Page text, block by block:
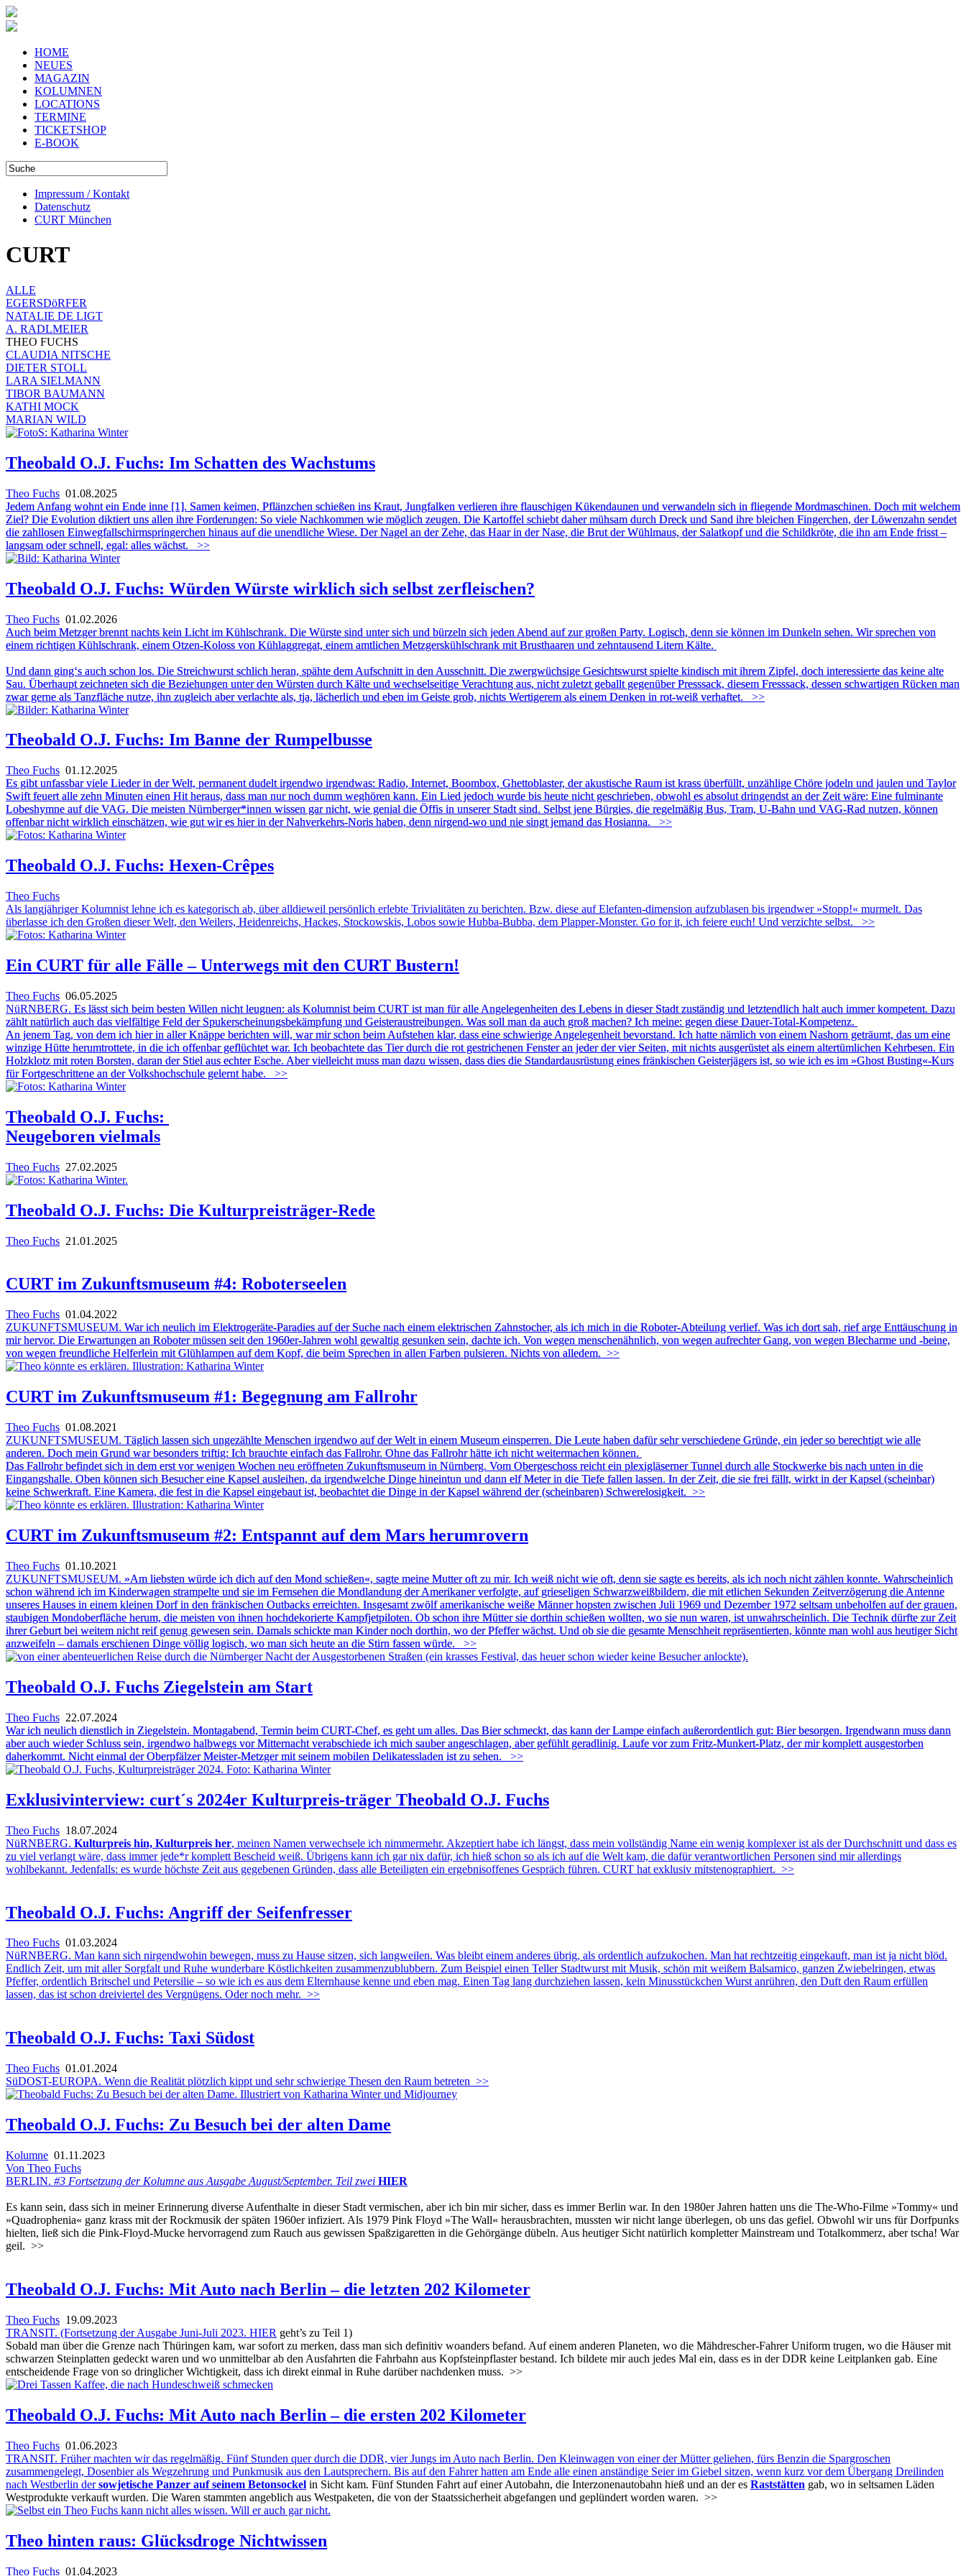
HOME
NEUES
MAGAZIN
KOLUMNEN
LOCATIONS
TERMINE
TICKETSHOP
E-BOOK
Impressum / Kontakt
Datenschutz
CURT München
CURT
ALLE
EGERSDöRFER
NATALIE DE LIGT
A. RADLMEIER
THEO FUCHS
CLAUDIA NITSCHE
DIETER STOLL
LARA SIELMANN
TIBOR BAUMANN
KATHI MOCK
MARIAN WILD
Theobald O.J. Fuchs: Im Schatten des Wachstums
Theo Fuchs 01.08.2025
Jedem Anfang wohnt ein Ende inne [1]. Samen keimen, Pflänzchen schießen ins Kraut, Jungfalken verlieren ihre flauschigen Kükendaunen und verwandeln sich in fliegende Mordmaschinen. Doch mit welchem
Ziel? Die Evolution diktiert uns allen ihre Forderungen: So viele Nachkommen wie möglich zeugen. Die Kartoffel schiebt daher mühsam durch Dreck und Sand ihre bleichen Fingerchen, der Löwenzahn sendet
die zahllosen Einwegfallschirmspringerchen hinaus auf die unendliche Wiese. Der Nagel an der Zehe, das Haar in der Nase, die Brut der Wühlmaus, der Salatkopf und die Schildkröte, die ihn am Ende frisst –
langsam oder schnell, egal: alles wächst.
>>
Theobald O.J. Fuchs: Würden Würste wirklich sich selbst zerfleischen?
Theo Fuchs 01.02.2026
Auch beim Metzger brennt nachts kein Licht im Kühlschrank. Die Würste sind unter sich und bürzeln sich jeden Abend auf zur großen Party. Logisch, denn sie können im Dunkeln sehen. Wir sprechen von
einem richtigen Kühlschrank, einem Otzen-Koloss von Kühlaggregat, einem amtlichen Metzgerskühlschrank mit Brusthaaren und zehntausend Litern Kälte.
Und dann ging‘s auch schon los. Die Streichwurst schlich heran, spähte dem Aufschnitt in den Ausschnitt. Die zwergwüchsige Gesichtswurst spielte kindisch mit ihrem Zipfel, doch interessierte das keine alte
Sau. Überhaupt zeichneten sich die Beziehungen unter den Würsten durch Kälte und wechselseitige Verachtung aus, nicht zuletzt geballt gegenüber Presssack, diesem Fresssack, dessen schwartigen Rücken man
zwar gerne als Tanzfläche nutze, ihn zugleich aber verlachte als, tja, lächerlich und eben im Geiste grob, nichts Wertigerem als einem Denken in rot-weiß verhaftet.
>>
Theobald O.J. Fuchs: Im Banne der Rumpelbusse
Theo Fuchs 01.12.2025
Es gibt unfassbar viele Lieder in der Welt, permanent dudelt irgendwo irgendwas: Radio, Internet, Boombox, Ghettoblaster, der akustische Raum ist krass überfüllt, unzählige Chöre jodeln und jaulen und Taylor
Swift feuert alle zehn Minuten einen Hit heraus, dass man nur noch dumm weghören kann. Ein Lied jedoch wurde bis heute nicht geschrieben, obwohl es absolut dringendst an der Zeit wäre: Eine fulminante
Lobeshymne auf die VAG. Die meisten Nürnberger*innen wissen gar nicht, wie genial die Öffis in unserer Stadt sind. Selbst jene Bürgies, die regelmäßig Bus, Tram, U-Bahn und VAG-Rad nutzen, können
offenbar nicht wirklich einschätzen, wie gut wir es hier in der Nahverkehrs-Noris haben, denn nirgend-wo und nie singt jemand das Hosianna.
>>
Theobald O.J. Fuchs: Hexen-Crêpes
Theo Fuchs
Als langjähriger Kolumnist lehne ich es kategorisch ab, über alldieweil persönlich erlebte Trivialitäten zu berichten. Bzw. diese auf Elefanten-dimension aufzublasen bis irgendwer »Stopp!« murmelt. Das
überlasse ich den Großen dieser Welt, den Weilers, Heidenreichs, Hackes, Stockowskis, Lobos sowie Hubba-Bubba, dem Plapper-Monster. Go for it, ich feiere euch! Und verzichte selbst.
>>
Ein CURT für alle Fälle – Unterwegs mit den CURT Bustern!
Theo Fuchs 06.05.2025
NüRNBERG. Es lässt sich beim besten Willen nicht leugnen: als Kolumnist beim CURT ist man für alle Angelegenheiten des Lebens in dieser Stadt zuständig und letztendlich halt auch immer kompetent. Dazu
zählt natürlich auch das vielfältige Feld der Spukerscheinungsbekämpfung und Geisteraustreibungen. Was soll man da auch groß machen? Ich meine: gegen diese Dauer-Total-Kompetenz.
An jenem Tag, von dem ich hier in aller Knäppe berichten will, war mirschon beim Aufstehen klar, dass eine schwierige Angelegenheit bevorstand. Ich hatte nämlich von einem Nashorn geträumt, das um eine
winzige Hütte herumtrottete, in die ich offenbar geflüchtet war. Ich beobachtete das Tier durch die rot gestrichenen Fenster an jeder der vier Seiten, mit nichts ausgerüstet als einem altertümlichen Kehrbesen. Ein
Holzklotz mit roten Borsten, daran der Stiel aus echter Esche. Aber vielleicht muss man dazu wissen, dass dies die Standardausrüstung eines fränkischen Geisterjägers ist, so wie ich es im »Ghost Busting«-Kurs
für Fortgeschrittene an der Volkshochschule gelernt habe.
>>
Theobald O.J. Fuchs:
Neugeboren vielmals
Theo Fuchs 27.02.2025
Theobald O.J. Fuchs: Die Kulturpreisträger-Rede
Theo Fuchs 21.01.2025
CURT im Zukunftsmuseum #4: Roboterseelen
Theo Fuchs 01.04.2022
ZUKUNFTSMUSEUM. War ich neulich im Elektrogeräte-Paradies auf der Suche nach einem elektrischen Zahnstocher, als ich mich in die Roboter-Abteilung verlief. Was ich dort sah, rief arge Enttäuschung in
mir hervor. Die Erwartungen an Roboter müssen seit den 1960er-Jahren wohl gewaltig gesunken sein, dachte ich. Von wegen menschenähnlich, von wegen aufrechter Gang, von wegen Blecharme und -beine,
von wegen freundliche Helferlein mit Glühlampen auf dem Kopf, die beim Sprechen in allen Farben pulsieren. Nichts von alledem. >>
CURT im Zukunftsmuseum #1: Begegnung am Fallrohr
Theo Fuchs 01.08.2021
ZUKUNFTSMUSEUM. Täglich lassen sich ungezählte Menschen irgendwo auf der Welt in einem Museum einsperren. Die Leute haben dafür sehr verschiedene Gründe, ein jeder so berechtigt wie alle
anderen. Doch mein Grund war besonders triftig: Ich brauchte einfach das Fallrohr. Ohne das Fallrohr hätte ich nicht weitermachen können.
Das Fallrohr befindet sich in dem erst vor wenigen Wochen neu eröffneten Zukunftsmuseum in Nürnberg. Vom Obergeschoss reicht ein plexigläserner Tunnel durch alle Stockwerke bis nach unten in die
Eingangshalle. Oben können sich Besucher eine Kapsel ausleihen, da irgendwelche Dinge hineintun und dann elf Meter in die Tiefe fallen lassen. In der Zeit, die sie frei fällt, wirkt in der Kapsel (scheinbar)
keine Schwerkraft. Eine Kamera, die fest in die Kapsel eingebaut ist, beobachtet die Dinge in der Kapsel während der (scheinbaren) Schwerelosigkeit. >>
CURT im Zukunftsmuseum #2: Entspannt auf dem Mars herumrovern
Theo Fuchs 01.10.2021
ZUKUNFTSMUSEUM. »Am liebsten würde ich dich auf den Mond schießen«, sagte meine Mutter oft zu mir. Ich weiß nicht wie oft, denn sie sagte es bereits, als ich noch nicht zählen konnte. Wahrscheinlich
schon während ich im Kinderwagen strampelte und sie im Fernsehen die Mondlandung der Amerikaner verfolgte, auf grieseligen Schwarzweißbildern, die mit etlichen Sekunden Zeitverzögerung die Antenne
unseres Hauses in einem kleinen Dorf in den fränkischen Outbacks erreichten. Insgesamt zwölf amerikanische weiße Männer hopsten zwischen Juli 1969 und Dezember 1972 seltsam unbeholfen auf der grauen,
staubigen Mondoberfläche herum, die meisten von ihnen hochdekorierte Kampfjetpiloten. Ob schon ihre Mütter sie dorthin schießen wollten, wo sie nun waren, ist unwahrscheinlich. Die Technik dürfte zur Zeit
ihrer Geburt bei weitem nicht reif genug gewesen sein. Damals schickte man Kinder noch dorthin, wo der Pfeffer wächst. Und ob sie die gesamte Menschheit repräsentierten, könnte man wohl aus heutiger Sicht
anzweifeln – damals erschienen Dinge völlig logisch, wo man sich heute an die Stirn fassen würde.
>>
Theobald O.J. Fuchs Ziegelstein am Start
Theo Fuchs 22.07.2024
War ich neulich dienstlich in Ziegelstein. Montagabend, Termin beim CURT-Chef, es geht um alles. Das Bier schmeckt, das kann der Lampe einfach außerordentlich gut: Bier besorgen. Irgendwann muss dann
aber auch wieder Schluss sein, irgendwo halbwegs vor Mitternacht verabschiede ich mich sauber angeschlagen, aber gefühlt geradlinig. Laufe vor zum Fritz-Munkert-Platz, der mir komplett ausgestorben
daherkommt. Nicht einmal der Oberpfälzer Meister-Metzger mit seinem mobilen Delikatessladen ist zu sehen.
>>
Exklusivinterview: curt´s 2024er Kulturpreis-träger Theobald O.J. Fuchs
Theo Fuchs 18.07.2024
NüRNBERG. Kulturpreis hin, Kulturpreis her, meinen Namen verwechsele ich nimmermehr. Akzeptiert habe ich längst, dass mein vollständig Name ein wenig komplexer ist als der Durchschnitt und dass es
zu viel verlangt wäre, dass immer jede*r komplett Bescheid weiß. Übrigens kann ich gar nix dafür, ich hieß schon so als ich auf die Welt kam, die dafür verantwortlichen Personen sind mir allerdings
wohlbekannt. Jedenfalls: es wurde höchste Zeit aus gegebenen Gründen, dass alle Beteiligten ein ergebnisoffenes Gespräch führen. CURT hat exklusiv mitstenographiert. >>
Theobald O.J. Fuchs: Angriff der Seifenfresser
Theo Fuchs 01.03.2024
NüRNBERG. Man kann sich nirgendwohin bewegen, muss zu Hause sitzen, sich langweilen. Was bleibt einem anderes übrig, als ordentlich aufzukochen. Man hat rechtzeitig eingekauft, man ist ja nicht blöd.
Endlich Zeit, um mit aller Sorgfalt und Ruhe wunderbare Köstlichkeiten zusammenzublubbern. Zum Beispiel einen Teller Stadtwurst mit Musik, schön mit weißem Balsamico, ganzen Zwiebelringen, etwas
Pfeffer, ordentlich Britschel und Petersilie – so wie ich es aus dem Elternhause kenne und eben mag. Einen Tag lang durchziehen lassen, kein Minusstückchen Wurst anrühren, den Duft den Raum erfüllen
lassen, das ist schon dreiviertel des Vergnügens. Oder noch mehr. >>
Theobald O.J. Fuchs: Taxi Südost
Theo Fuchs 01.01.2024
SüDOST-EUROPA. Wenn die Realität plötzlich kippt und sehr schwierige Thesen den Raum betreten >>
Theobald O.J. Fuchs: Zu Besuch bei der alten Dame
Kolumne 01.11.2023
Von Theo Fuchs
BERLIN. #3 Fortsetzung der Kolumne aus Ausgabe August/September. Teil zwei HIER
Es kann sein, dass sich in meiner Erinnerung diverse Aufenthalte in dieser Stadt vermischen, aber ich bin mir sicher, dass es immer Berlin war. In den 1980er Jahren hatten uns die The-Who-Filme »Tommy« und
»Quadrophenia« ganz krass mit der Rockmusik der späten 1960er infiziert. Als 1979 Pink Floyd »The Wall« herausbrachten, mussten wir nicht lange überlegen, ob uns das gefiel. Obwohl wir uns für Dorfpunks
hielten, ließ sich die Pink-Floyd-Mucke hervorragend zum Rauch aus gewissen Spaßzigaretten in die Gehörgänge dübeln. Aus heutiger Sicht natürlich kompletter Mainstream und Totalkommerz, aber tscha! War
geil. >>
Theobald O.J. Fuchs: Mit Auto nach Berlin – die letzten 202 Kilometer
Theo Fuchs 19.09.2023
TRANSIT. (Fortsetzung der Ausgabe Juni-Juli 2023. HIER geht’s zu Teil 1)
Sobald man über die Grenze nach Thüringen kam, war sofort zu merken, dass man sich definitiv woanders befand. Auf einem anderen Planeten, wo die Mähdrescher-Fahrer Uniform trugen, wo die Häuser mit
schwarzen Steinplatten gedeckt waren und wo unmittelbar ab den Ausfahrten die Fahrbahn aus Kopfsteinpflaster bestand. Ich bildete mir auch jedes Mal ein, dass es in der DDR keine Leitplanken gab. Eine
entscheidende Frage von so dringlicher Wichtigkeit, dass ich direkt einmal in Ruhe darüber nachdenken muss. >>
Theobald O.J. Fuchs: Mit Auto nach Berlin – die ersten 202 Kilometer
Theo Fuchs 01.06.2023
TRANSIT. Früher machten wir das regelmäßig. Fünf Stunden quer durch die DDR, vier Jungs im Auto nach Berlin. Den Kleinwagen von einer der Mütter geliehen, fürs Benzin die Spargroschen
zusammengelegt, Dosenbier als Wegzehrung und Punkmusik aus den Lautsprechern. Bis auf den Fahrer hatten am Ende alle einen anständige Seier im Giebel sitzen, wenn kurz vor dem Übergang Dreilinden
nach Westberlin dersowjetische Panzer auf seinem Betonsockel in Sicht kam. Fünf Stunden Fahrt auf einer Autobahn, die Interzonenautobahn hieß und an der es Raststätten gab, wo in seltsamen Läden
Westprodukte verkauft wurden. Die Waren stammten angeblich aus Westpaketen, die von der Staatssicherheit abgefangen und geplündert worden waren. >>
Theo hinten raus: Glücksdroge Nichtwissen
Theo Fuchs 01.04.2023